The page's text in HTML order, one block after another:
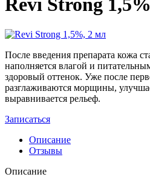
Revi Strong
После введения препарата кожа
наполняется влагой и
здоровый оттенок. Уже после
разглаживаются морщины,
выравнивается рельеф.
Записаться
Описание
Отзывы
Описание